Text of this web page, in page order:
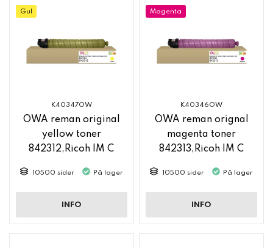
Gul
K40347OW
OWA reman original
yellow toner
842312,Ricoh IM C
10500 sider På lager
INFO
Magenta
K40346OW
OWA reman orignal
magenta toner
842313,Ricoh IM C
10500 sider På lager
INFO